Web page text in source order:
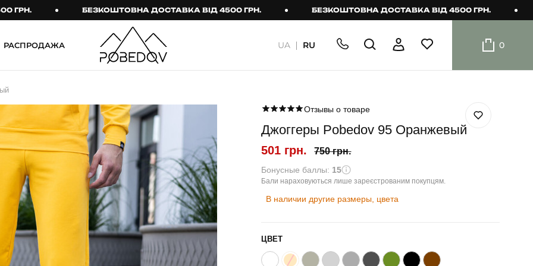
БЕЗКОШТОВНА ДОСТАВКА ВІД 4500 ГРН. БЕЗКОШТОВНА ДОСТАВКА ВІД 4500 ГРН.
Джогери
Карго
Спортивні штани
Лосины
Джинсы
КОМПЛЕКТИ
Куртка й штани
Тактичний жіночий
одяг
Тактичний чоловічий
одяг
Тактичні рукавиці
Тактичні шкарпетки
ТЕРМО-КОМПЛЕКТИ
ФУТБОЛКИ І СОРОЧКИ
шорти
Шорти
РАСПРОДАЖА UA RU 0
Отзывы о товаре
Джоггеры Pobedov 95 Оранжевый
501 грн. 750 грн.
Бонусные баллы: 15
Бали нараховуються лише зареєстрованим покупцям.
В наличии другие размеры, цвета
ЦВЕТ